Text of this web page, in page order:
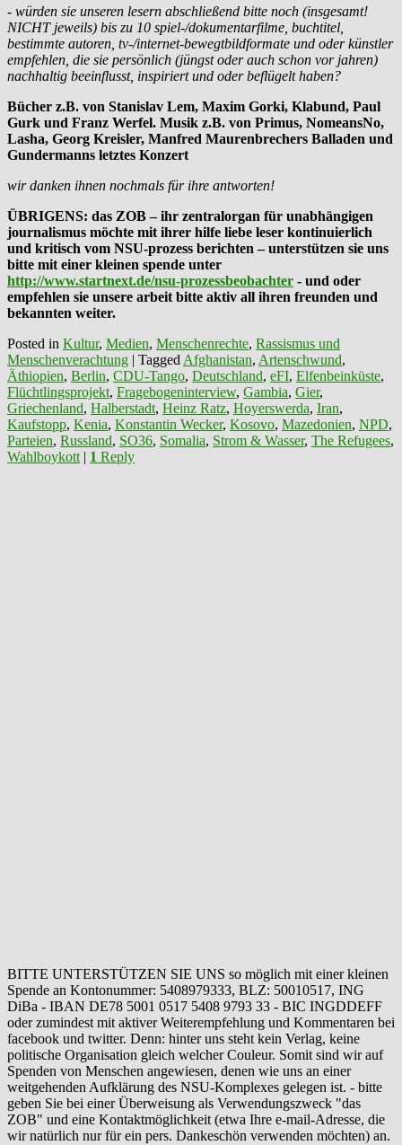
- würden sie unseren lesern abschließend bitte noch (insgesamt!
NICHT jeweils) bis zu 10 spiel-/dokumentarfilme, buchtitel,
bestimmte autoren, tv-/internet-bewegtbildformate und oder künstler
empfehlen, die sie persönlich (jüngst oder auch schon vor jahren)
nachhaltig beeinflusst, inspiriert und oder beflügelt haben?
Bücher z.B. von Stanislav Lem, Maxim Gorki, Klabund, Paul
Gurk und Franz Werfel. Musik z.B. von Primus, NomeansNo,
Lasha, Georg Kreisler, Manfred Maurenbrechers Balladen und
Gundermanns letztes Konzert
wir danken ihnen nochmals für ihre antworten!
ÜBRIGENS: das ZOB – ihr zentralorgan für unabhängigen
journalismus möchte mit ihrer hilfe liebe leser kontinuierlich
und kritisch vom NSU-prozess berichten – unterstützen sie uns
bitte mit einer kleinen spende unter
http://www.startnext.de/nsu-prozessbeobachter - und oder
empfehlen sie unsere arbeit bitte aktiv all ihren freunden und
bekannten weiter.
Posted in Kultur, Medien, Menschenrechte, Rassismus und
Menschenverachtung | Tagged Afghanistan, Artenschwund,
Äthiopien, Berlin, CDU-Tango, Deutschland, eFI, Elfenbeinküste,
Flüchtlingsprojekt, Fragebogeninterview, Gambia, Gier,
Griechenland, Halberstadt, Heinz Ratz, Hoyerswerda, Iran,
Kaufstopp, Kenia, Konstantin Wecker, Kosovo, Mazedonien, NPD,
Parteien, Russland, SO36, Somalia, Strom & Wasser, The Refugees,
Wahlboykott | 1 Reply
BITTE UNTERSTÜTZEN SIE UNS so möglich mit einer kleinen
Spende an Kontonummer: 5408979333, BLZ: 50010517, ING
DiBa - IBAN DE78 5001 0517 5408 9793 33 - BIC INGDDEFF
oder zumindest mit aktiver Weiterempfehlung und Kommentaren bei
facebook und twitter. Denn: hinter uns steht kein Verlag, keine
politische Organisation gleich welcher Couleur. Somit sind wir auf
Spenden von Menschen angewiesen, denen wie uns an einer
weitgehenden Aufklärung des NSU-Komplexes gelegen ist. - bitte
geben Sie bei einer Überweisung als Verwendungszweck "das
ZOB" und eine Kontaktmöglichkeit (etwa Ihre e-mail-Adresse, die
wir natürlich nur für ein pers. Dankeschön verwenden möchten) an.